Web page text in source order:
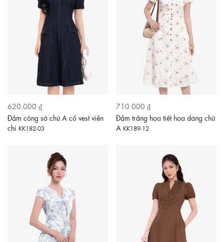
620.000 ₫
Đầm công sở chữ A cổ vest viền
chỉ KK182-03
710.000 ₫
Đầm trắng họa tiết hoa dáng chữ
A KK189-12